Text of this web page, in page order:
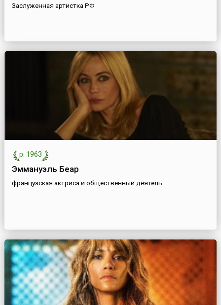
Заслуженная артистка РФ
р. 1963
Эммануэль Беар
французская актриса и общественный деятель